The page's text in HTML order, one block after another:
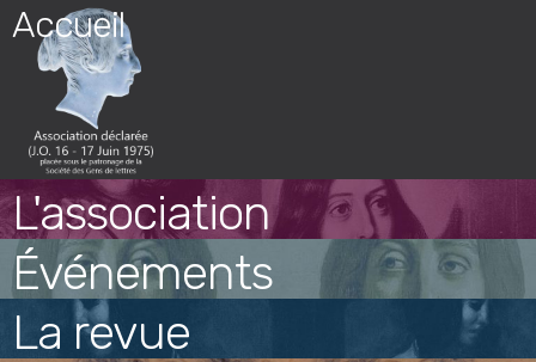
Skip
content
Accueil
L'association
Événements
La revue